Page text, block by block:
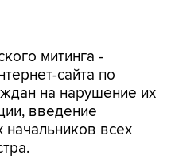
на нарушение их
введение
начальников всех
утверждение